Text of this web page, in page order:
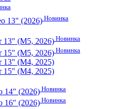
13" (2026) Новинка
13" (M5, 2026)Новинка
15" (M5, 2026)Новинка
13" (M4, 2025)
15" (M4, 2025)
14" (2026) Новинка
16" (2026) Новинка